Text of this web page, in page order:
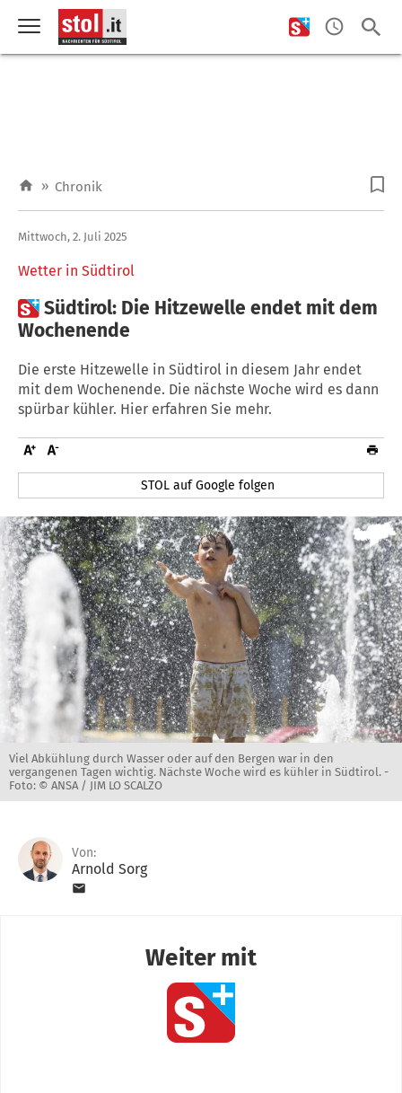
» Chronik
Wetter in Südtirol
Mittwoch, 2. Juli 2025
Südtirol: Die Hitzewelle endet mit dem
Wochenende
Die erste Hitzewelle in Südtirol in diesem Jahr endet
mit dem Wochenende. Die nächste Woche wird es dann
spürbar kühler. Hier erfahren Sie mehr.
STOL auf Google folgen
Viel Abkühlung durch Wasser oder auf den Bergen war in den
vergangenen Tagen wichtig. Nächste Woche wird es kühler in Südtirol. -
Foto: © ANSA / JIM LO SCALZO
Von:
Arnold Sorg